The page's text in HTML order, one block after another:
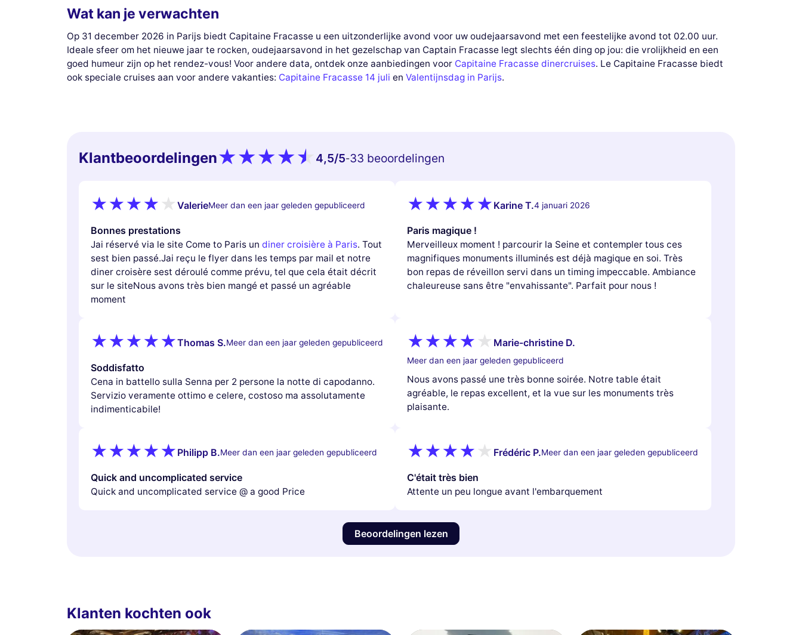
Wat kan je verwachten
Op 31 december 2026 in Parijs biedt Capitaine Fracasse u een uitzonderlijke avond voor uw oudejaarsavond met een feestelijke avond tot 02.00 uur.
Ideale sfeer om het nieuwe jaar te rocken, oudejaarsavond in het gezelschap van Captain Fracasse legt slechts één ding op jou: die vrolijkheid en een
goed humeur zijn op het rendez-vous! Voor andere data, ontdek onze aanbiedingen voor Capitaine Fracasse dinercruises. Le Capitaine Fracasse biedt
ook speciale cruises aan voor andere vakanties: Capitaine Fracasse 14 juli en Valentijnsdag in Parijs.
Klantbeoordelingen 4,5/5-33 beoordelingen
ValerieMeer dan een jaar geleden gepubliceerd
Bonnes prestations
Jai réservé via le site Come to Paris un diner croisière à Paris. Tout
sest bien passé.Jai reçu le flyer dans les temps par mail et notre
diner croisère sest déroulé comme prévu, tel que cela était décrit
sur le siteNous avons très bien mangé et passé un agréable
moment
Karine T.4 januari 2026
Paris magique !
Merveilleux moment ! parcourir la Seine et contempler tous ces
magnifiques monuments illuminés est déjà magique en soi. Très
bon repas de réveillon servi dans un timing impeccable. Ambiance
chaleureuse sans être "envahissante". Parfait pour nous !
Thomas S.Meer dan een jaar geleden gepubliceerd
Soddisfatto
Cena in battello sulla Senna per 2 persone la notte di capodanno.
Servizio veramente ottimo e celere, costoso ma assolutamente
indimenticabile!
Marie-christine D.
Meer dan een jaar geleden gepubliceerd
Nous avons passé une très bonne soirée. Notre table était
agréable, le repas excellent, et la vue sur les monuments très
plaisante.
Philipp B.Meer dan een jaar geleden gepubliceerd
Quick and uncomplicated service
Quick and uncomplicated service @ a good Price
Frédéric P.Meer dan een jaar geleden gepubliceerd
C'était très bien
Attente un peu longue avant l'embarquement
Beoordelingen lezen
Klanten kochten ook